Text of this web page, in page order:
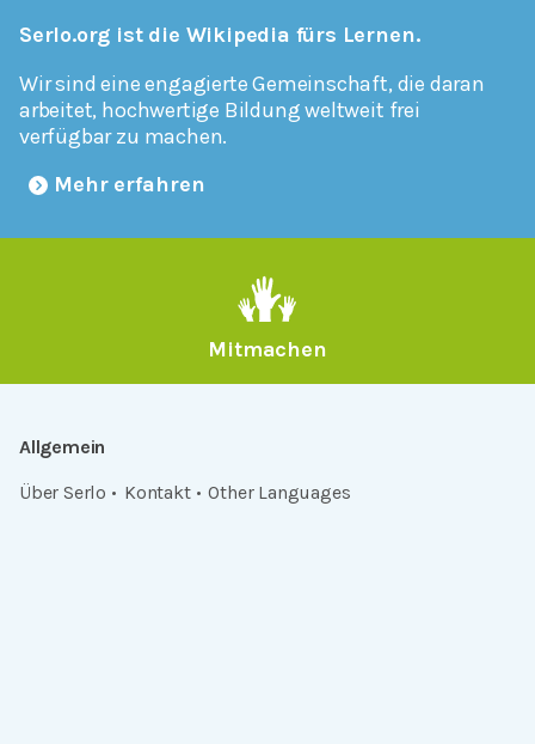
Serlo.org ist die Wikipedia fürs Lernen.
Wir sind eine engagierte Gemeinschaft, die daran
arbeitet, hochwertige Bildung weltweit frei
verfügbar zu machen.
Mehr erfahren
Mitmachen
Allgemein
Über Serlo
Kontakt Other Languages